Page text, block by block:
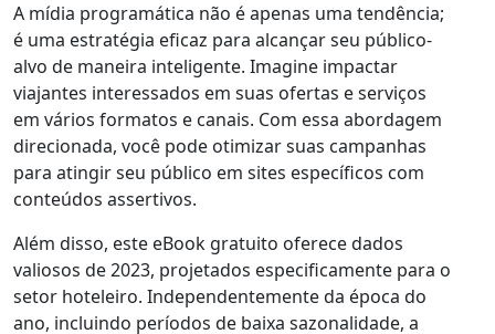
A mídia programática não é apenas uma tendência;
é uma estratégia eficaz para alcançar seu público-
alvo de maneira inteligente. Imagine impactar
viajantes interessados em suas ofertas e serviços
em vários formatos e canais. Com essa abordagem
direcionada, você pode otimizar suas campanhas
para atingir seu público em sites específicos com
conteúdos assertivos.
Além disso, este eBook gratuito oferece dados
valiosos de 2023, projetados especificamente para o
setor hoteleiro. Independentemente da época do
ano, incluindo períodos de baixa sazonalidade, a